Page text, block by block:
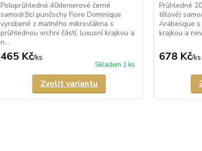
Poloprůhledné 40denierové černé
samodržící punčochy Fiore Dominique
vyrobené z matného mikrovlákna s
průhlednou vrchní částí, luxusní krajkou a
n...
465 Kč/ks
Skladem 1 ks
Zvolit variantu
Průhledné
tělové)
Arabesque
krajkou a
678 Kč/ks